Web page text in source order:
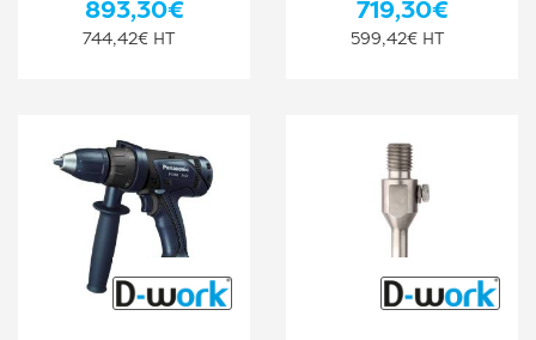
893,30€
744,42€ HT
719,30€
599,42€ HT